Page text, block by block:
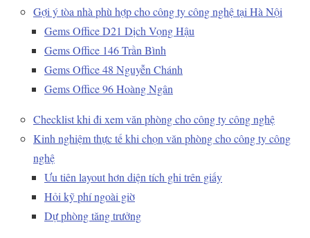
Gợi ý tòa nhà phù hợp cho công ty công nghệ tại Hà Nội
Gems Office D21 Dịch Vọng Hậu
Gems Office 146 Trần Bình
Gems Office 48 Nguyễn Chánh
Gems Office 96 Hoàng Ngân
Checklist khi đi xem văn phòng cho công ty công nghệ
Kinh nghiệm thực tế khi chọn văn phòng cho công ty công
nghệ
Ưu tiên layout hơn diện tích ghi trên giấy
Hỏi kỹ phí ngoài giờ
Dự phòng tăng trưởng